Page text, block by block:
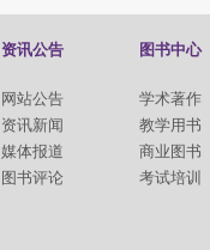
资讯公告
网站公告
资讯新闻
媒体报道
图书评论
图书中心
学术著作
教学用书
商业图书
考试培训